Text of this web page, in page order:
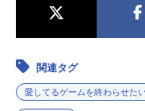
関連タグ
愛してるゲームを終わらせた